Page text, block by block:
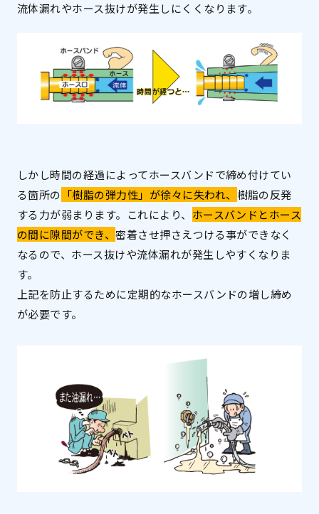
流体漏れやホース抜けが発生しにくくなります。
しかし時間の経過によってホースバンドで締め付けてい
る箇所の 「樹脂の弾力性」が徐々に失われ、 樹脂の反発
する力が弱まります。これにより、 ホースバンドとホース
の間に隙間ができ、密着させ押さえつける事ができなく
なるので、ホース抜けや流体漏れが発生しやすくなりま
す。
上記を防止するために定期的なホースバンドの増し締め
が必要です。